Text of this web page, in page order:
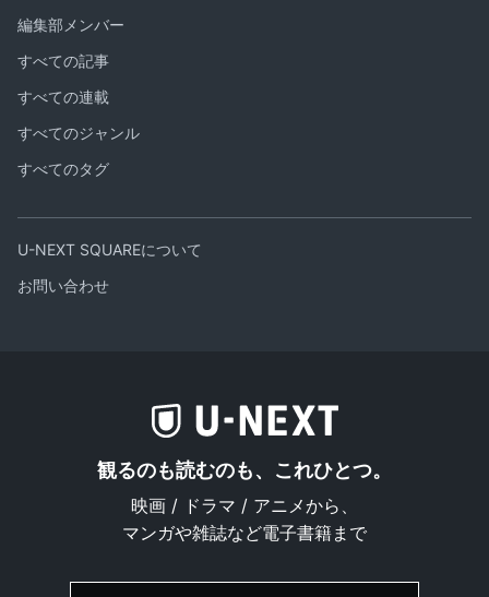
編集部メンバー
すべての記事
すべての連載
すべてのジャンル
すべてのタグ
U-NEXT SQUAREについて
お問い合わせ
観るのも読むのも、これひとつ。
映画 / ドラマ / アニメから、
マンガや雑誌など電子書籍まで